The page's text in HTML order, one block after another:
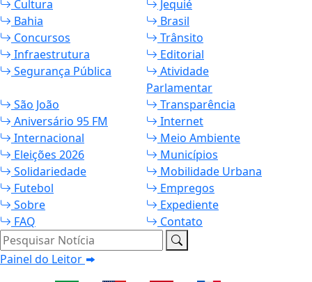
Cultura
Jequié
Bahia
Brasil
Concursos
Trânsito
Infraestrutura
Editorial
Segurança Pública
Atividade
Parlamentar
São João
Transparência
Aniversário 95 FM
Internet
Internacional
Meio Ambiente
Eleições 2026
Municípios
Solidariedade
Mobilidade Urbana
Futebol
Empregos
Sobre
Expediente
FAQ
Contato
Pesquisar Notícia
Painel do Leitor